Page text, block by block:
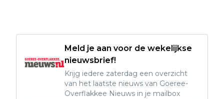
Meld je aan voor de wekelijkse
nieuwsbrief!
Krijg iedere zaterdag een overzicht
van het laatste nieuws van Goeree-
Overflakkee Nieuws in je mailbox